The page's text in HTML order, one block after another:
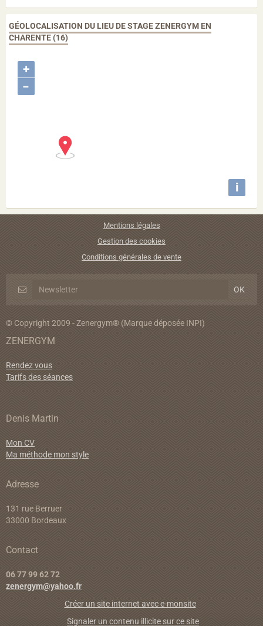
GÉOLOCALISATION DU LIEU DE STAGE ZENERGYM EN
CHARENTE (16)
+
−
i
Mentions légales
Gestion des cookies
Conditions générales de vente
© Copyright 2009 - Zenergym® (Marque déposée INPI)
ZENERGYM
Rendez vous
Tarifs des séances
Denis Martin
Mon CV
Ma méthode mon style
Adresse
131 rue Berruer
33000 Bordeaux
Contact
06 77 99 62 72
zenergym@yahoo.fr
Créer un site internet avec e-monsite
Signaler un contenu illicite sur ce site